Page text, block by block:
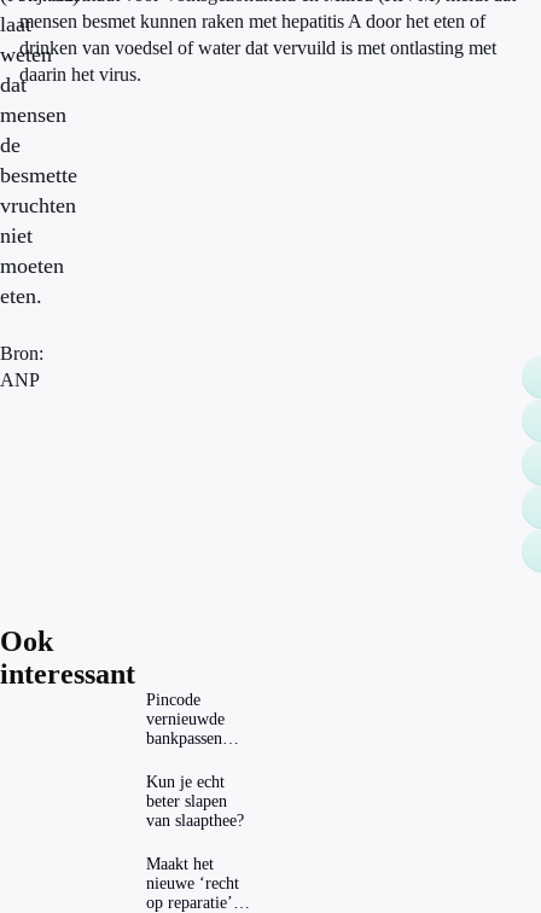
laat
weten
dat
mensen
de
besmette
vruchten
niet
moeten
eten.
mensen besmet kunnen raken met hepatitis A door het eten of
drinken van voedsel of water dat vervuild is met ontlasting met
daarin het virus.
Bron:
ANP
Ook
interessant
Pincode
vernieuwde
bankpassen
ING-app: is dat
wel veilig?
Kun je echt
beter slapen
van slaapthee?
Maakt het
nieuwe ‘recht
op reparatie’